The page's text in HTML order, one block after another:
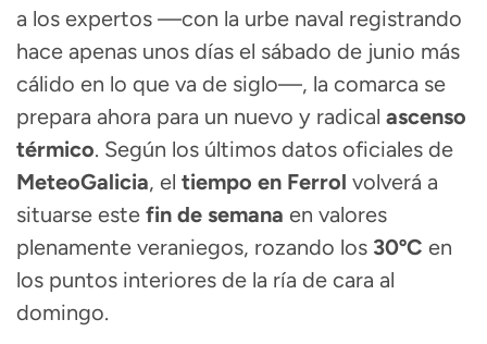
a los expertos —con la urbe naval registrando
hace apenas unos días el sábado de junio más
cálido en lo que va de siglo—, la comarca se
prepara ahora para un nuevo y radical ascenso
térmico. Según los últimos datos oficiales de
MeteoGalicia, el tiempo en Ferrol volverá a
situarse este fin de semana en valores
plenamente veraniegos, rozando los 30ºC en
los puntos interiores de la ría de cara al
domingo.